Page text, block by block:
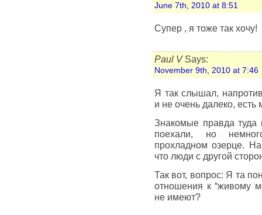
June 7th, 2010 at 8:51
Супер , я тоже так хочу!
Paul VSays:
November 9th, 2010 at 7:46
Я так слышал,
и не очень далеко, есть
Знакомые правда туда
поехали, но
прохладном озерце.
что люди с другой
Так вот, вопрос: Я та
отношения к “живому
не имеют?